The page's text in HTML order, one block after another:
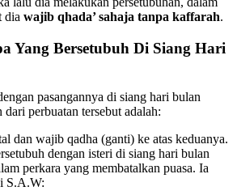
dia wajib qhada’ sahaja tanpa kaffarah.
Yang Bersetubuh Di Siang Hari
pasangannya di siang hari bulan
dari perbuatan tersebut adalah:
dan wajib qadha (ganti) ke atas keduanya.
dengan isteri di siang hari bulan
perkara yang membatalkan puasa. Ia
S.A.W: